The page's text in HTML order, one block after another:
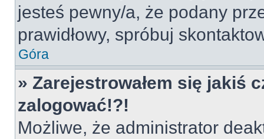
jesteś pewny/a, że podany
prawidłowy, spróbuj
Góra
» Zarejestrowałem się jakiś
zalogować!?!
Możliwe, że administrator